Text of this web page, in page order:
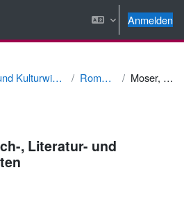
Anmelden
Sprach-, Literatur- und Kulturwissenschaften Romanistik Moser, Amelie
, Literatur- und